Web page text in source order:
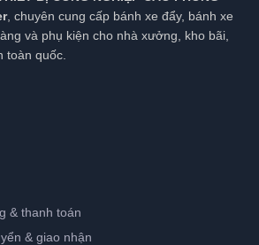
, chuyên cung cấp bánh xe đẩy, bánh xe
và phụ kiện cho nhà xưởng, kho bãi,
toàn quốc.
& thanh toán
& giao nhận